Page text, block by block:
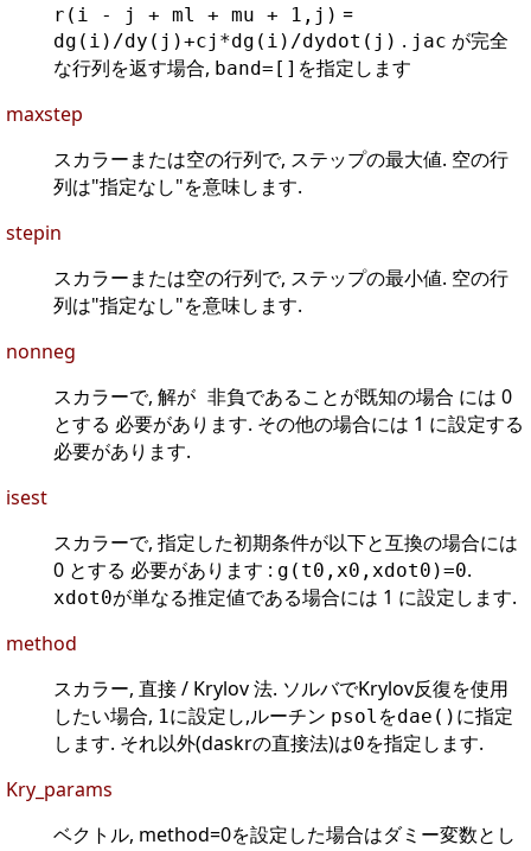
r(i - j + ml + mu + 1,j) =
dg(i)/dy(j)+cj*dg(i)/dydot(j) . jac が完全
な行列を返す場合, band=[] を指定します
maxstep
スカラーまたは空の行列で, ステップの最大値. 空の行
列は"指定なし"を意味します.
stepin
スカラーまたは空の行列で, ステップの最小値. 空の行
列は"指定なし"を意味します.
nonneg
スカラーで, 解が 非負であることが既知の場合 には 0
とする 必要があります. その他の場合には 1 に設定する
必要があります.
isest
スカラーで, 指定した初期条件が以下と互換の場合には
0 とする 必要があります : g(t0,x0,xdot0)=0.
xdot0が単なる推定値である場合には 1 に設定します.
method
スカラー, 直接 / Krylov 法. ソルバでKrylov反復を使用
したい場合, 1に設定し,ルーチン psol をdae() に指定
します. それ以外(daskrの直接法)は0を指定します.
Kry_params
ベクトル, method=0を設定した場合はダミー変数とし